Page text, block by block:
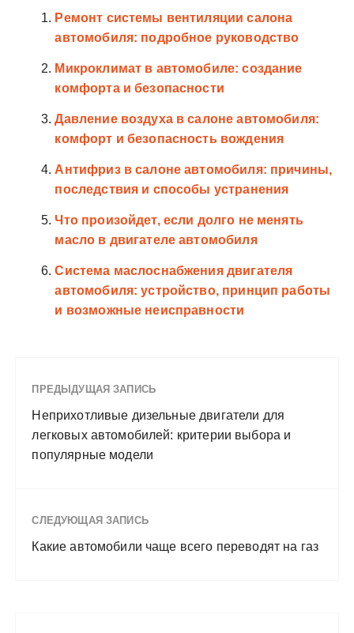
Ремонт системы вентиляции салона
автомобиля: подробное руководство
Микроклимат в автомобиле: создание
комфорта и безопасности
Давление воздуха в салоне автомобиля:
комфорт и безопасность вождения
Антифриз в салоне автомобиля: причины,
последствия и способы устранения
Что произойдет, если долго не менять
масло в двигателе автомобиля
Система маслоснабжения двигателя
автомобиля: устройство, принцип работы
и возможные неисправности
ПРЕДЫДУЩАЯ ЗАПИСЬ
Неприхотливые дизельные двигатели для
легковых автомобилей: критерии выбора и
популярные модели
СЛЕДУЮЩАЯ ЗАПИСЬ
Какие автомобили чаще всего переводят на газ